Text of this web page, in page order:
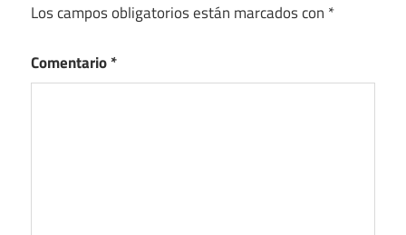
Los campos obligatorios están marcados con *
Comentario*